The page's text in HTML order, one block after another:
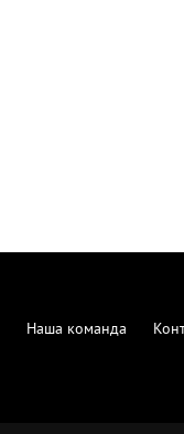
Наша команда